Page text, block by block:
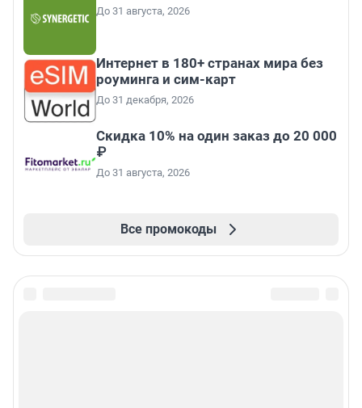
До 31 августа, 2026
Интернет в 180+ странах мира без
роуминга и сим-карт
До 31 декабря, 2026
Скидка 10% на один заказ до 20 000
₽
До 31 августа, 2026
Все промокоды